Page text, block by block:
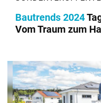
Bautrends 2024
Vom Traum zum